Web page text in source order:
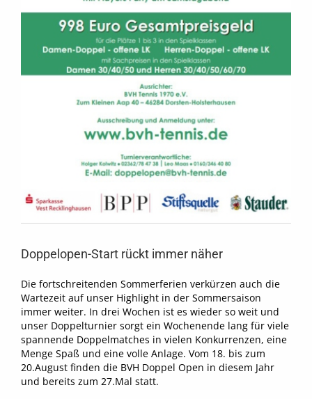
Doppelopen-Start rückt immer näher
Die fortschreitenden Sommerferien verkürzen auch die
Wartezeit auf unser Highlight in der Sommersaison
immer weiter. In drei Wochen ist es wieder so weit und
unser Doppelturnier sorgt ein Wochenende lang für viele
spannende Doppelmatches in vielen Konkurrenzen, eine
Menge Spaß und eine volle Anlage. Vom 18. bis zum
20.August finden die BVH Doppel Open in diesem Jahr
und bereits zum 27.Mal statt.